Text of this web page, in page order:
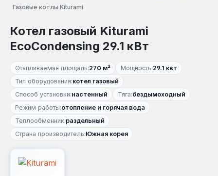
Газовые котлы Kiturami
Котел газовый Kiturami
EcoCondensing 29.1 кВт
Отапливаемая площадь:270 м² Мощность:29.1 квт
Тип оборудования:котел газовый
Способ установки:настенный Тяга:бездымоходный
Режим работы:отопление и горячая вода
Теплообменник:раздельный
Страна производитель:Южная корея